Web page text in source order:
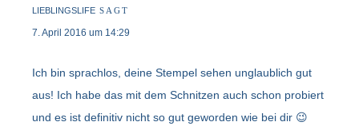
LIEBLINGSLIFE SAGT
7. April 2016 um 14:29
Ich bin sprachlos, deine Stempel sehen unglaublich gut
aus! Ich habe das mit dem Schnitzen auch schon probiert
und es ist definitiv nicht so gut geworden wie bei dir 😉